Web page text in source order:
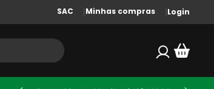
SAC Minhas compras Login